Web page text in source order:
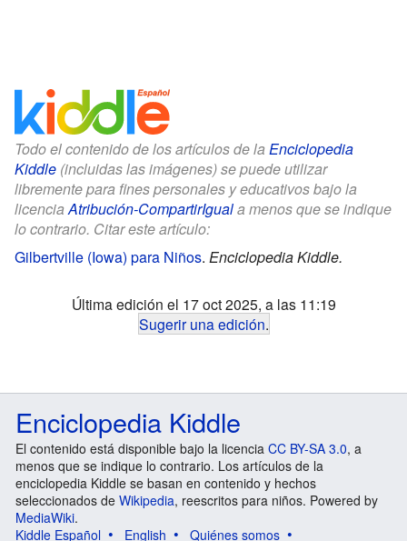
Todo el contenido de los artículos de la Enciclopedia
Kiddle (incluidas las imágenes) se puede utilizar
libremente para fines personales y educativos bajo la
licenciaAtribución-CompartirIguala menos que se indique
lo contrario. Citar este artículo:
Gilbertville (Iowa) para Niños. Enciclopedia Kiddle.
Última edición el 17 oct 2025, a las 11:19
Sugerir una edición.
Enciclopedia Kiddle
El contenido está disponible bajo la licencia CC BY-SA 3.0, a
menos que se indique lo contrario. Los artículos de la
enciclopedia Kiddle se basan en contenido y hechos
seleccionados de Wikipedia, reescritos para niños. Powered by
MediaWiki.
Kiddle Español
English Quiénes somos